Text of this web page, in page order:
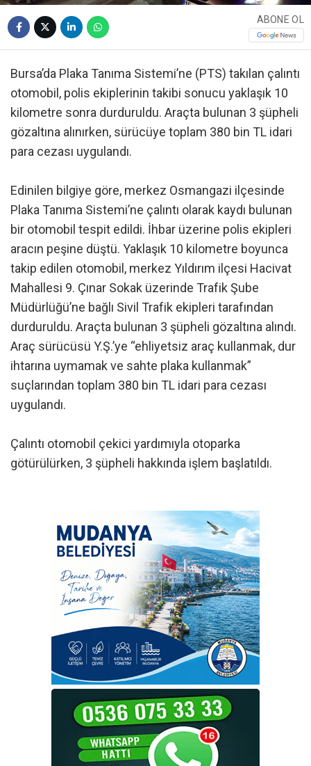
ABONE OL
Bursa’da Plaka Tanıma Sistemi’ne (PTS) takılan çalıntı
otomobil, polis ekiplerinin takibi sonucu yaklaşık 10
kilometre sonra durduruldu. Araçta bulunan 3 şüpheli
gözaltına alınırken, sürücüye toplam 380 bin TL idari
para cezası uygulandı.
Edinilen bilgiye göre, merkez Osmangazi ilçesinde
Plaka Tanıma Sistemi’ne çalıntı olarak kaydı bulunan
bir otomobil tespit edildi. İhbar üzerine polis ekipleri
aracın peşine düştü. Yaklaşık 10 kilometre boyunca
takip edilen otomobil, merkez Yıldırım ilçesi Hacivat
Mahallesi 9. Çınar Sokak üzerinde Trafik Şube
Müdürlüğü’ne bağlı Sivil Trafik ekipleri tarafından
durduruldu. Araçta bulunan 3 şüpheli gözaltına alındı.
Araç sürücüsü Y.Ş.’ye “ehliyetsiz araç kullanmak, dur
ihtarına uymamak ve sahte plaka kullanmak”
suçlarından toplam 380 bin TL idari para cezası
uygulandı.
Çalıntı otomobil çekici yardımıyla otoparka
götürülürken, 3 şüpheli hakkında işlem başlatıldı.